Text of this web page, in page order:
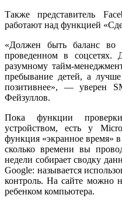
Также представитель
работают над функцией
«Должен быть баланс
проведенном в
разумному тайм-
пребывание детей, а
позитивнее», — уверен
Фейзуллов.
Пока функции
устройством, есть у
функция «экранное время»
сколько времени вы
недели собирает сводку
Google: называется
контроль. На сайте можно
ребенком компьютера.